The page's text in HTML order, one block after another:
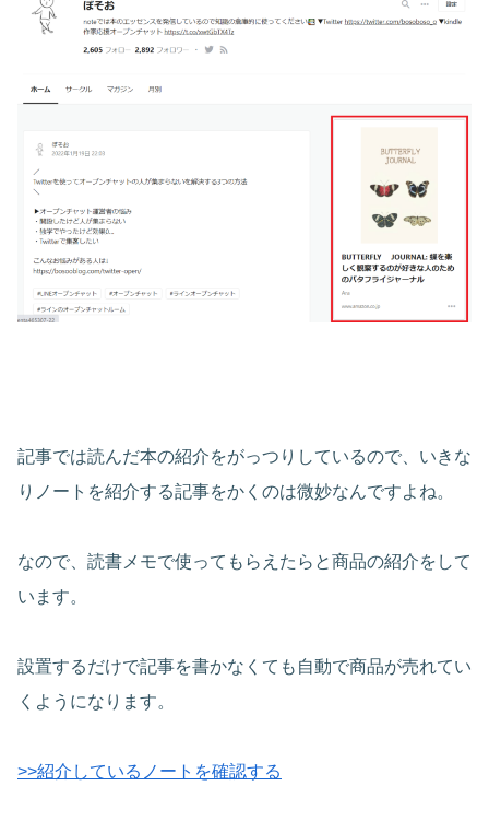
記事では読んだ本の紹介をがっつりしているので、いきな
りノートを紹介する記事をかくのは微妙なんですよね。
なので、読書メモで使ってもらえたらと商品の紹介をして
います。
設置するだけで記事を書かなくても自動で商品が売れてい
くようになります。
>>紹介しているノートを確認する